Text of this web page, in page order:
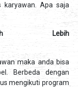
karyawan. Apa saja
Lebih
maka anda bisa
Berbeda dengan
mengikuti program